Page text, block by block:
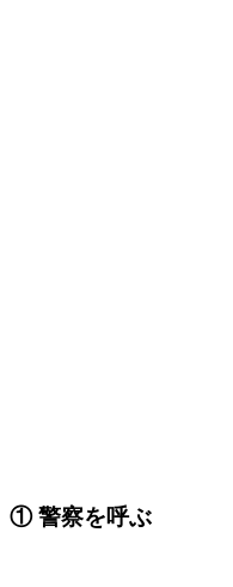
① 警察を呼ぶ